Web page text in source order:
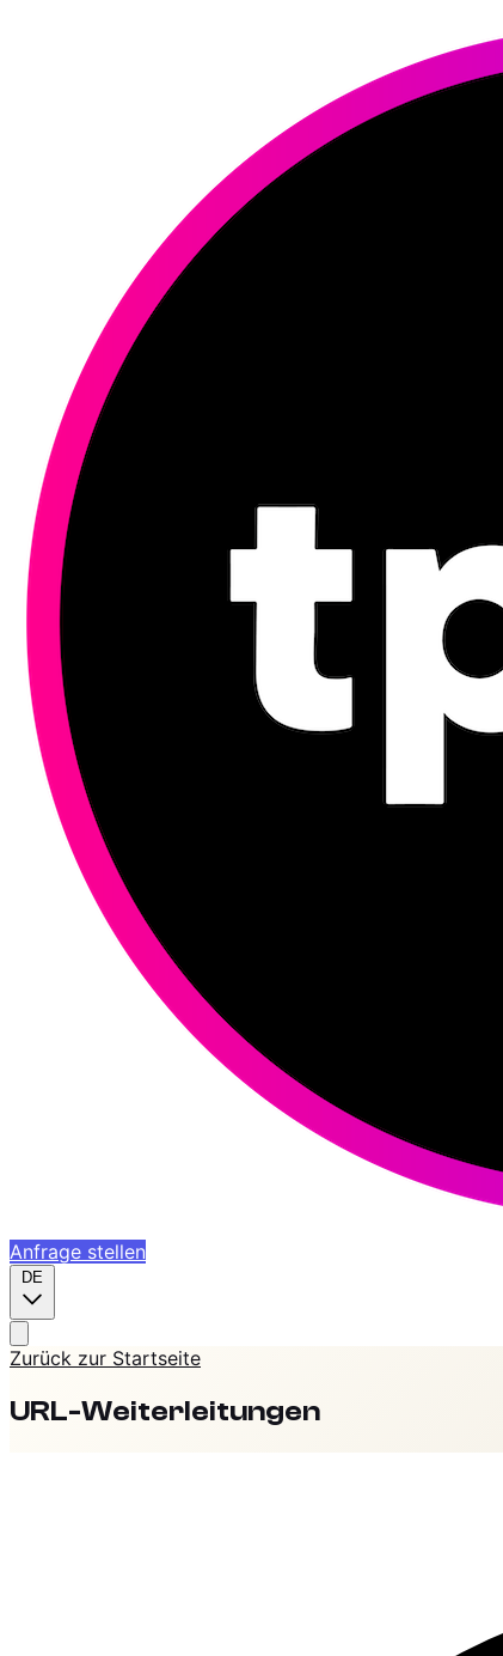
Anfrage stellen
DE
Zurück zur Startseite
URL-Weiterleitungen